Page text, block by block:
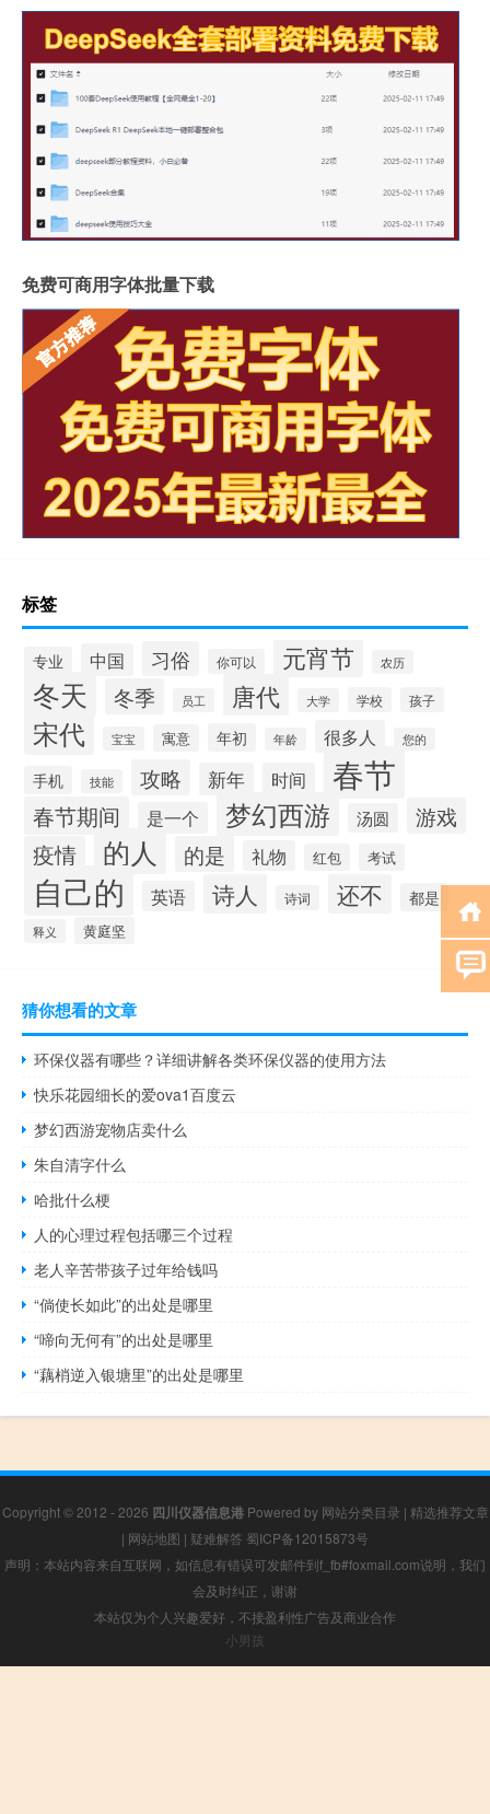
免费可商用字体批量下载
标签
专业 中国 习俗 你可以 元宵节 农历
冬天 冬季 员工 唐代 大学 学校 孩子
宋代 宝宝 寓意 年初 年龄 很多人 您的
手机 技能 攻略 新年 时间 春节
春节期间 是一个 梦幻西游 汤圆 游戏
疫情 的人 的是 礼物 红包 考试
自己的 英语 诗人 诗词 还不 都是
释义 黄庭坚
猜你想看的文章
环保仪器有哪些？详细讲解各类环保仪器的使用方法
快乐花园细长的爱ova1百度云
梦幻西游宠物店卖什么
朱自清字什么
哈批什么梗
人的心理过程包括哪三个过程
老人辛苦带孩子过年给钱吗
“倘使长如此”的出处是哪里
“啼向无何有”的出处是哪里
“藕梢逆入银塘里”的出处是哪里
Copyright © 2012 - 2026 四川仪器信息港Powered by 网站分类目录 | 精选推荐文章
| 网站地图 | 疑难解答 蜀ICP备12015873号
声明：本站内容来自互联网，如信息有错误可发邮件到f_fb#foxmail.com说明，我们
会及时纠正，谢谢
本站仅为个人兴趣爱好，不接盈利性广告及商业合作
小男孩